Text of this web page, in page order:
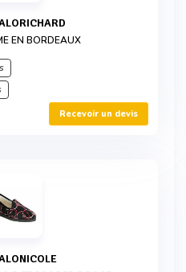
EN BORDEAUX
Recevoir un devis